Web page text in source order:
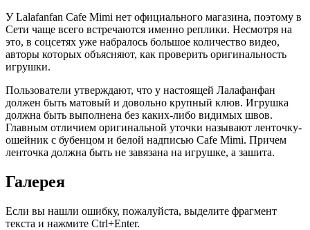
У Lalafanfan Cafe Mimi нет официального магазина, поэтому в
Сети чаще всего встречаются именно реплики. Несмотря на
это, в соцсетях уже набралось большое количество видео,
авторы которых объясняют, как проверить оригинальность
игрушки.
Пользователи утверждают, что у настоящей Лалафанфан
должен быть матовый и довольно крупный клюв. Игрушка
должна быть выполнена без каких-либо видимых швов.
Главным отличием оригинальной уточки называют ленточку-
ошейник с бубенцом и белой надписью Cafe Mimi. Причем
ленточка должна быть не завязана на игрушке, а зашита.
Галерея
Если вы нашли ошибку, пожалуйста, выделите фрагмент
текста и нажмите Ctrl+Enter.